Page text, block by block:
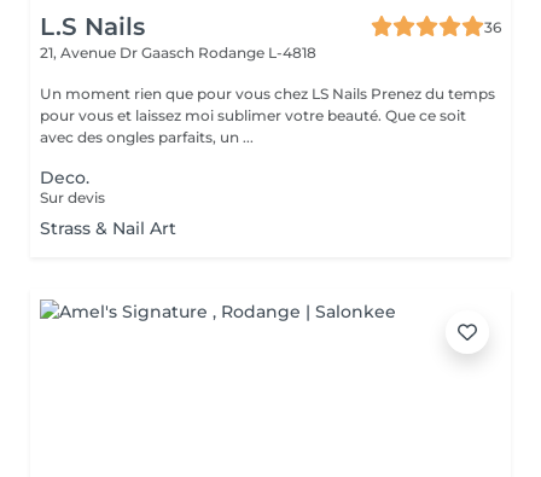
L.S Nails
36
21, Avenue Dr Gaasch Rodange L-4818
Un moment rien que pour vous chez LS Nails Prenez du temps
pour vous et laissez moi sublimer votre beauté. Que ce soit
avec des ongles parfaits, un ...
Deco.
Sur devis
Strass & Nail Art